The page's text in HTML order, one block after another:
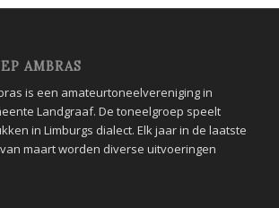
AMBRAS
is een amateurtoneelvereniging in
Landgraaf. De toneelgroep speelt
in Limburgs dialect. Elk jaar in de laatste
maart worden diverse uitvoeringen